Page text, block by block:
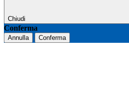
Chiudi
Conferma
Annulla Conferma